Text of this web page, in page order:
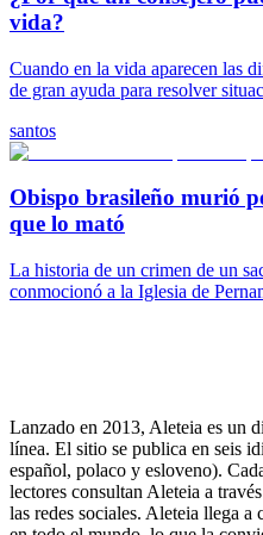
vida?
Cuando en la vida aparecen las
de gran ayuda para resolver
santos
Obispo brasileño murió
que lo mató
La historia de un crimen de un
conmocionó a la Iglesia de
Lanzado en 2013, Aleteia es un
línea. El sitio se publica en seis
español, polaco y esloveno).
lectores consultan Aleteia a
las redes sociales. Aleteia llega a